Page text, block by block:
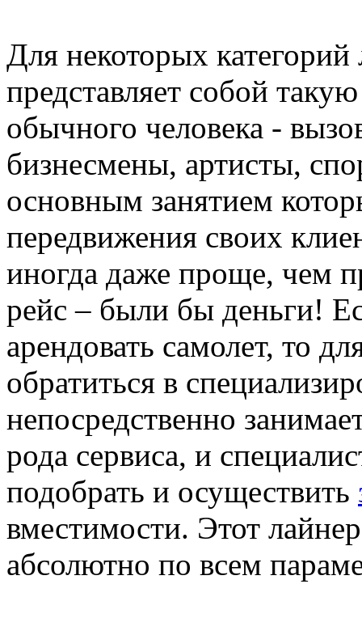
Для некоторых
представляет собой
обычного человека -
бизнесмены, артисты,
основным занятием
передвижения своих
иногда даже проще, чем
рейс – были бы деньги!
арендовать самолет, то
обратиться в
непосредственно
рода сервиса, и
подобрать и осуществить
вместимости. Этот
абсолютно по всем